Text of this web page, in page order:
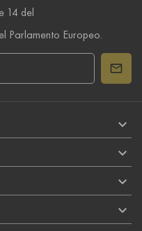
14 del
Parlamento Europeo.



